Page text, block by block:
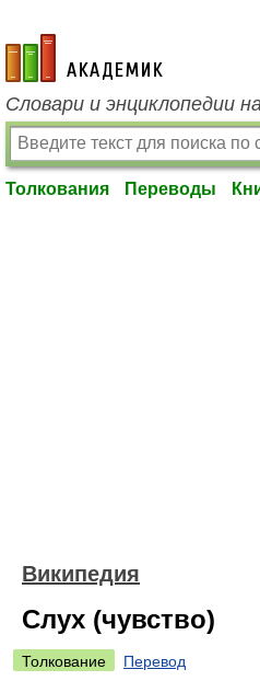
academic.ru
Словари и энциклопедии
Толкования Переводы
Википедия
Слух (чувство)
Толкование
Перевод